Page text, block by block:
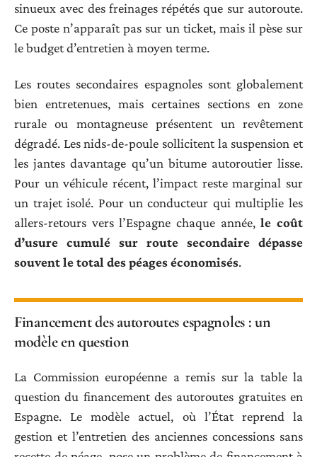
sinueux avec des freinages répétés que sur autoroute.
Ce poste n’apparaît pas sur un ticket, mais il pèse sur
le budget d’entretien à moyen terme.
Les routes secondaires espagnoles sont globalement
bien entretenues, mais certaines sections en zone
rurale ou montagneuse présentent un revêtement
dégradé. Les nids-de-poule sollicitent la suspension et
les jantes davantage qu’un bitume autoroutier lisse.
Pour un véhicule récent, l’impact reste marginal sur
un trajet isolé. Pour un conducteur qui multiplie les
allers-retours vers l’Espagne chaque année,le coût
d’usure cumulé sur route secondaire dépasse
souvent le total des péages économisés.
Financement des autoroutes espagnoles : un
modèle en question
La Commission européenne a remis sur la table la
question du financement des autoroutes gratuites en
Espagne. Le modèle actuel, où l’État reprend la
gestion et l’entretien des anciennes concessions sans